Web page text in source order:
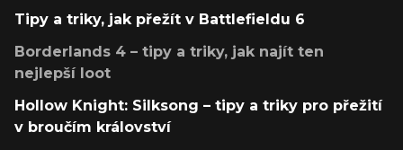
Tipy a triky, jak přežít v Battlefieldu 6
Borderlands 4 – tipy a triky, jak najít ten
nejlepší loot
Hollow Knight: Silksong – tipy a triky pro přežití
v broučím království